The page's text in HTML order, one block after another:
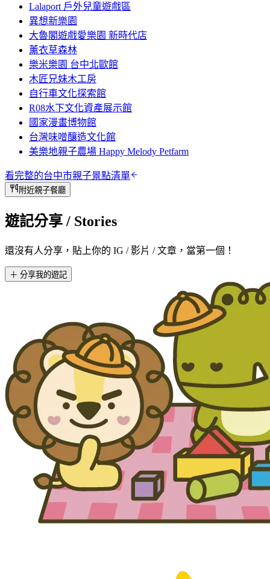
Lalaport 戶外兒童遊戲區
異想新樂園
大魯閣遊戲愛樂園 新時代店
薰衣草森林
樂米樂園 台中北歐館
木匠兄妹木工房
自行車文化探索館
R08水下文化資產展示館
國家漫畫博物館
台灣味噌釀造文化館
美樂地親子農場 Happy Melody Petfarm
看完整的台中市親子景點清單
附近親子餐廳
遊記分享 / Stories
還沒有人分享，貼上你的 IG / 影片 / 文章，當第一個！
＋ 分享我的遊記